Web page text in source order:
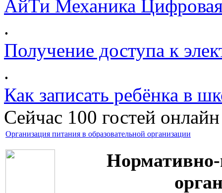
АйТи Механика
.
Получение доступа к
.
Как записать ребёнка в
Сейчас 100 гостей онлайн
Организация питания в образовательной организации